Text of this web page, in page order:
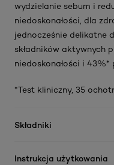
wydzielanie sebum i
niedoskonałości, dla
jednocześnie delikatne
składników aktywnych
niedoskonałości i
*Test kliniczny, 35
Składniki
Instrukcja użytkowania